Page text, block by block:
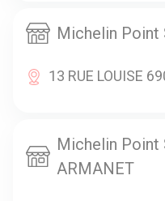
Michelin Point
13 RUE LOUISE
Michelin Point
ARMANET